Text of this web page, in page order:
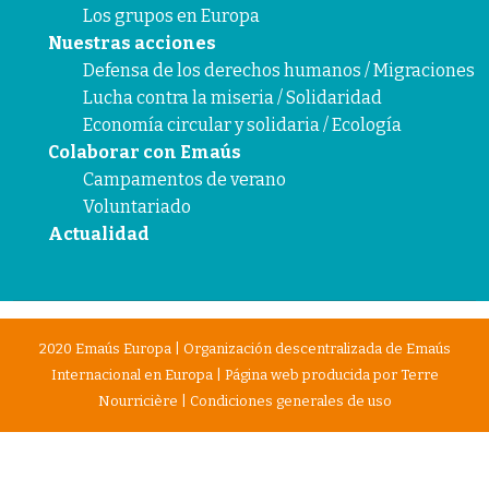
Los grupos en Europa
Nuestras acciones
Defensa de los derechos humanos / Migraciones
Lucha contra la miseria / Solidaridad
Economía circular y solidaria / Ecología
Colaborar con Emaús
Campamentos de verano
Voluntariado
Actualidad
2020 Emaús Europa | Organización descentralizada de Emaús
Internacional en Europa | Página web producida por Terre
Nourricière
Condiciones generales de uso